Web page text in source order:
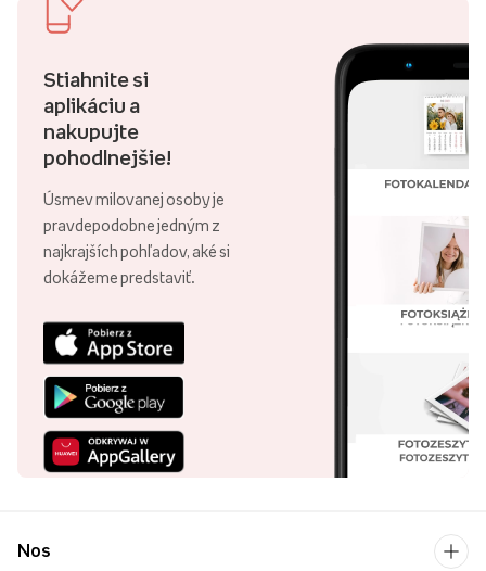
Stiahnite si
aplikáciu a
nakupujte
pohodlnejšie!
Úsmev milovanej osoby je
pravdepodobne jedným z
najkrajších pohľadov, aké si
dokážeme predstaviť.
Nos